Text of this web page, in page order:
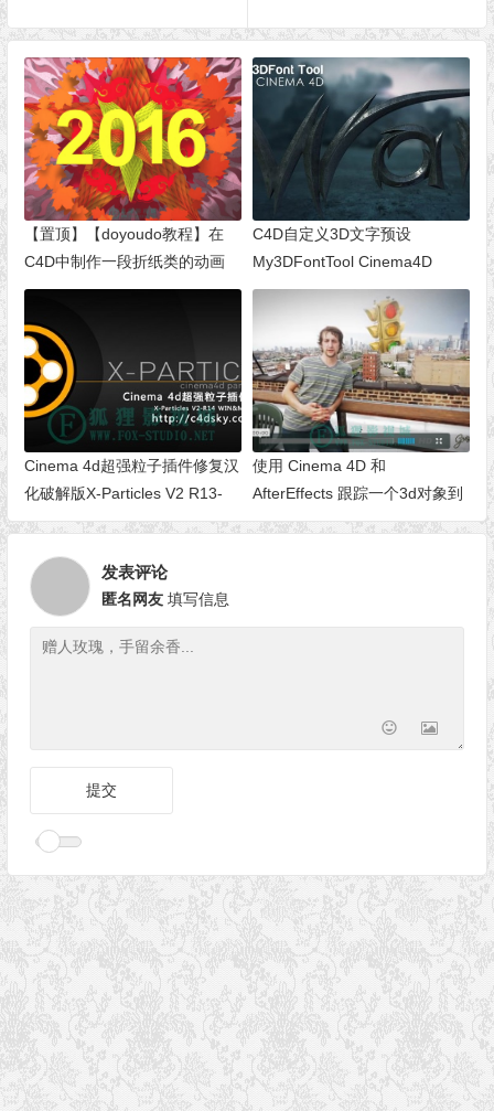
【置顶】【doyoudo教程】在
C4D中制作一段折纸类的动画
C4D自定义3D文字预设
My3DFontTool Cinema4D
Cinema 4d超强粒子插件修复汉
化破解版X-Particles V2 R13-
R14 WIN&MAC
使用 Cinema 4D 和
AfterEffects 跟踪一个3d对象到
拍摄画面
发表评论
匿名网友 填写信息